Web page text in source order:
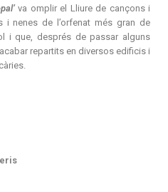
va omplir el Lliure de cançons i
i nenes de l’orfenat més gran de
i que, després de passar alguns
repartits en diversos edificis i